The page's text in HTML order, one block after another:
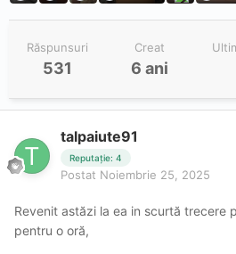
Răspunsuri
531
Creat
6 ani
talpaiute91
Reputație: 4
Postat Noiembrie 25, 2025
Revenit astăzi la ea in scurtă trecere
pentru o oră,